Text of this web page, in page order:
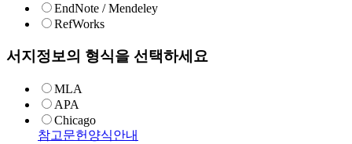
EndNote / Mendeley
RefWorks
서지정보의 형식을 선택하세요
MLA
APA
Chicago
참고문헌양식안내